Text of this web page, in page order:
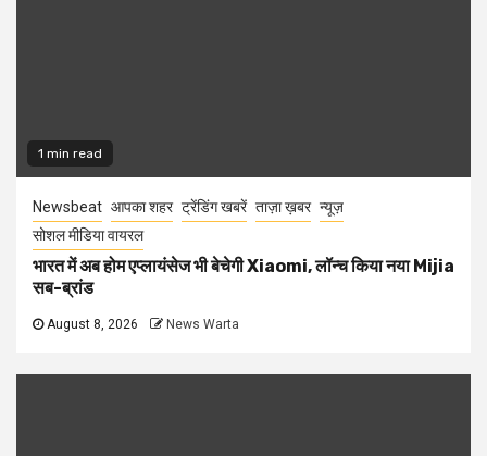
1 min read
Newsbeat आपका शहर ट्रेंडिंग खबरें ताज़ा ख़बर न्यूज़
सोशल मीडिया वायरल
भारत में अब होम एप्लायंसेज भी बेचेगी Xiaomi, लॉन्च किया नया Mijia
सब-ब्रांड
August 8, 2026 News Warta